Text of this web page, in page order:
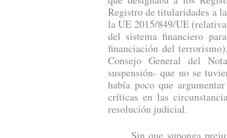
Registro de titularidades a
la UE 2015/849/UE
del sistema financiero
financiación del
Consejo General del
suspensión- que no se
había poco que
críticas en las
resolución judicial.
Sin que suponga